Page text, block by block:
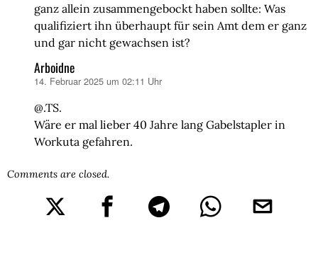
ganz allein zusammengebockt haben sollte: Was
qualifiziert ihn überhaupt für sein Amt dem er ganz
und gar nicht gewachsen ist?
Arboidne
sagt:
14. Februar 2025 um 02:11 Uhr
@.TS.
Wäre er mal lieber 40 Jahre lang Gabelstapler in
Workuta gefahren.
Comments are closed.